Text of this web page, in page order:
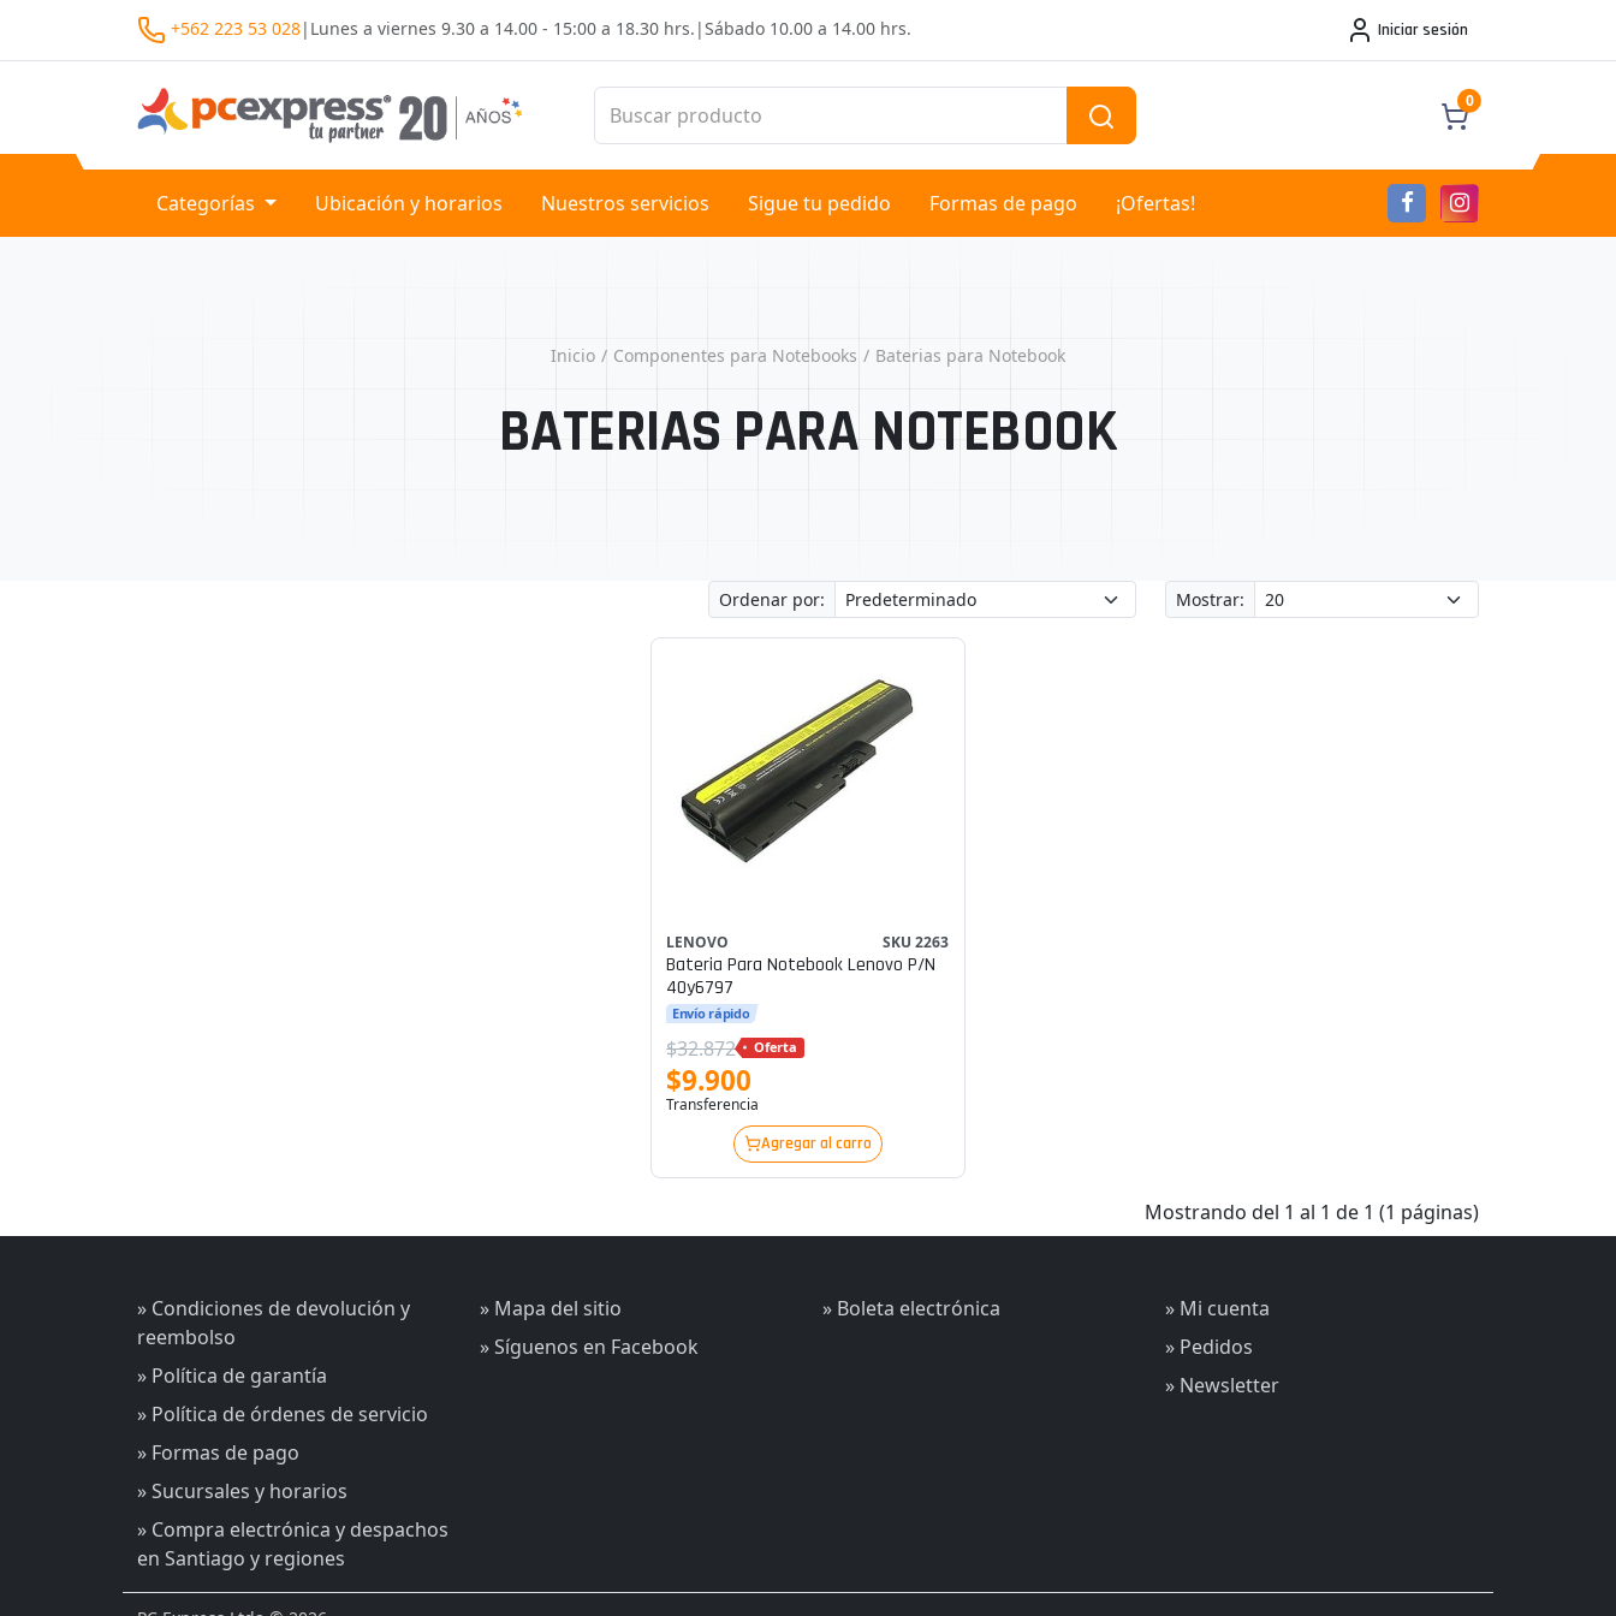
+562 223 53 028| Lunes a viernes 9.30 a 14.00 - 15:00 a 18.30 hrs. |Sábado 10.00 a 14.00 hrs. Iniciar sesión
0
Categorías Ubicación y horarios Nuestros servicios Sigue tu pedido Formas de pago ¡Ofertas!
Inicio Componentes para Notebooks Baterias para Notebook
BATERIAS PARA NOTEBOOK
Ordenar por: Mostrar:
LENOVO SKU 2263
Bateria Para Notebook Lenovo P/n
40y6797
Envío rápido
$32.872 Oferta
$9.900
Transferencia
Agregar al carro
Mostrando del 1 al 1 de 1 (1 páginas)
» Condiciones de devolución y
reembolso
» Política de garantía
» Política de órdenes de servicio
» Formas de pago
» Sucursales y horarios
» Compra electrónica y despachos
en Santiago y regiones
» Mapa del sitio
» Síguenos en Facebook
» Boleta electrónica
» Mi cuenta
» Pedidos
» Newsletter